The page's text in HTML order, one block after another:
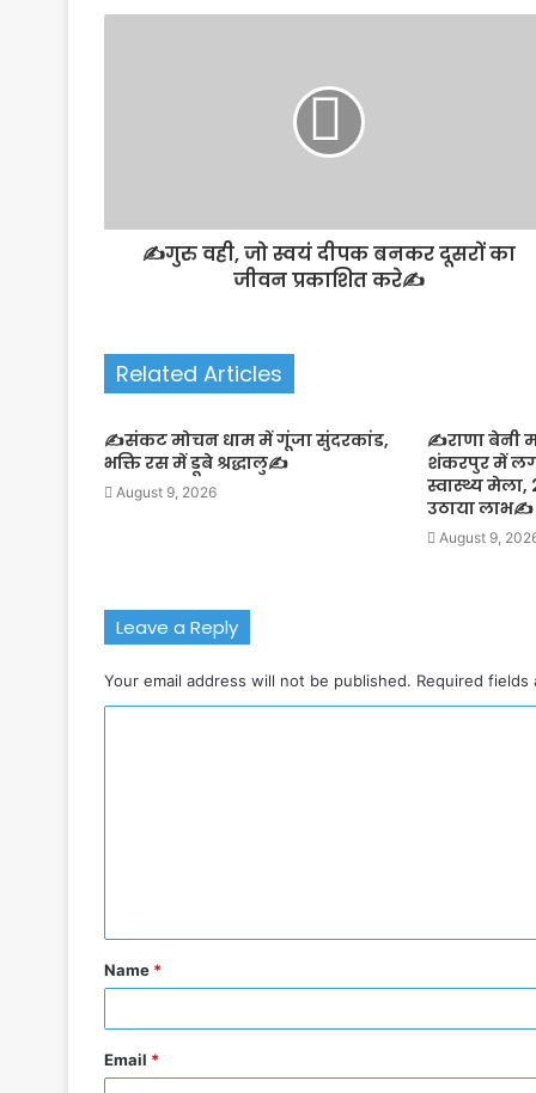
✍️गुरु वही, जो स्वयं दीपक बनकर दूसरों का
जीवन प्रकाशित करे✍️
Related Articles
✍️संकट मोचन धाम में गूंजा सुंदरकांड,
भक्ति रस में डूबे श्रद्धालु✍️
August 9, 2026
✍️राणा बेनी
शंकरपुर में
स्वास्थ्य
उठाया लाभ✍️
August 9,
Leave a Reply
Your email address will not be published. Required
t
*
Name *
Email *